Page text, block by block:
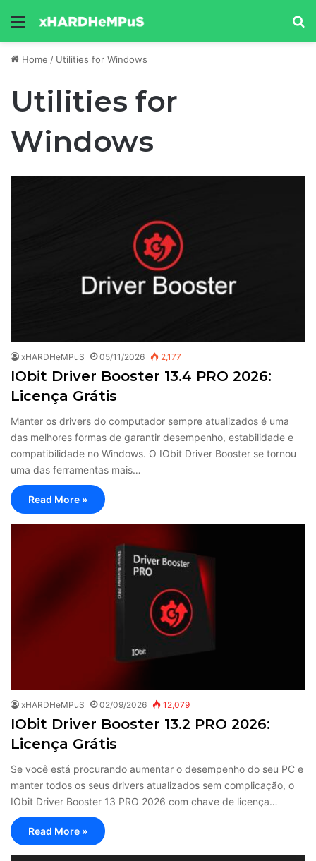
Menu
Home / Utilities for Windows
Utilities for
Windows
xHARDHeMPuS 05/11/2026 2,177
IObit Driver Booster 13.4 PRO 2026:
Licença Grátis
Manter os drivers do computador sempre atualizados é uma
das melhores formas de garantir desempenho, estabilidade e
compatibilidade no Windows. O IObit Driver Booster se tornou
uma das ferramentas mais…
Read More »
xHARDHeMPuS 02/09/2026 12,079
IObit Driver Booster 13.2 PRO 2026:
Licença Grátis
Se você está procurando aumentar o desempenho do seu PC e
manter todos os seus drivers atualizados sem complicação, o
IObit Driver Booster 13 PRO 2026 com chave de licença…
Read More »